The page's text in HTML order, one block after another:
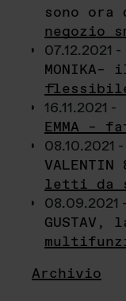
sono
negozio
07.12.2021 -
16.11.2021 -
EMMA
08.10.2021 -
letti da
08.09.2021 -
GUSTAV,
Archivio